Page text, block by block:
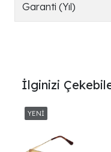
Garanti (Yıl)
İlginizi